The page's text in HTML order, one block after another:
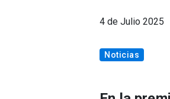
4 de Julio 2025
Noticias